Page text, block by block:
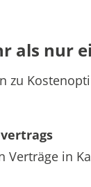
als nur
zu
in